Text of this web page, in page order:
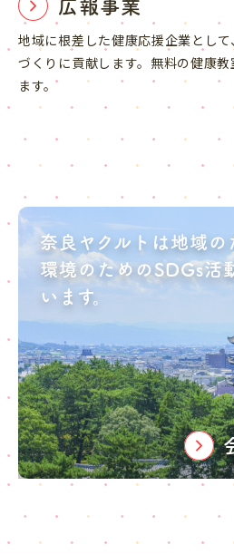
広報事業
地域に根差した健康応援企業とし
づくりに貢献します。無料の健康
ます。
奈良ヤクルトは地域の
環境のためのSDGs活
います。